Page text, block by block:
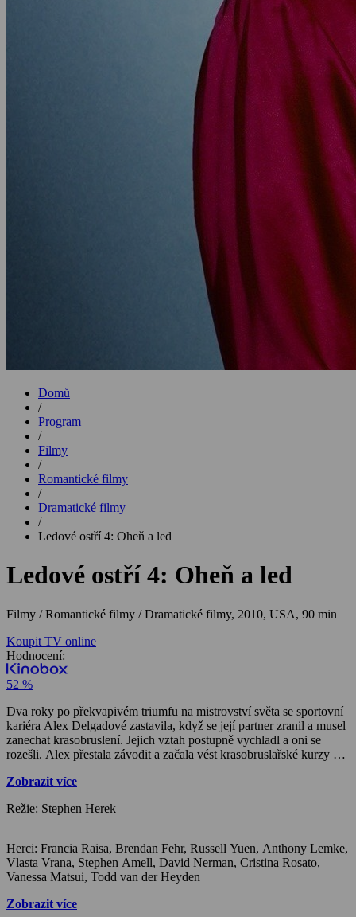
Domů
/
Program
/
Filmy
/
Romantické filmy
/
Dramatické filmy
/
Ledové ostří 4: Oheň a led
Ledové ostří 4: Oheň a led
Filmy / Romantické filmy / Dramatické filmy, 2010, USA, 90 min
Koupit TV online
Hodnocení:
52 %
Dva roky po překvapivém triumfu na mistrovství světa se sportovní
kariéra Alex Delgadové zastavila, když se její partner zranil a musel
zanechat krasobruslení. Jejich vztah postupně vychladl a oni se
rozešli. Alex přestala závodit a začala vést krasobruslařské kurzy pro
za druhým mladý, leč poněkud prchlivý bouřlivák James McKinsey.
blížícím se šampionátu v kanadském Montrealu. Při jednom z
neobvyklou nabídkou. Když však dívka zjistí, že jejím novým
partnerem by měl být právě James, odmítne. A protože je zřejmě
první dívka, která ho kdy odmítla, nedá jí pokoj, dokud z ní
nevymámí slib, že to alespoň zkusí. James se sice učí rychle a oba se
ukáží jako vynikající bruslaři, jejich neustálé spory a výbušné
Zobrazit více
Režie: Stephen Herek
Herci: Francia Raisa, Brendan Fehr, Russell Yuen, Anthony Lemke,
Vlasta Vrana, Stephen Amell, David Nerman, Cristina Rosato,
Vanessa Matsui, Todd van der Heyden
Zobrazit více